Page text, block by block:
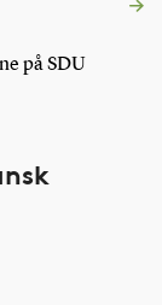
på SDU